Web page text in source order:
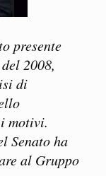
presente
2008,
di
motivi.
Senato ha
al Gruppo